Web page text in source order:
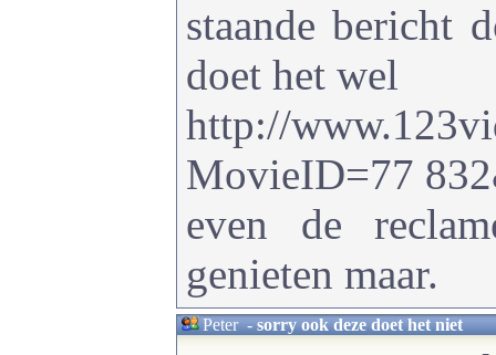
staande bericht
doet het wel
http://
MovieID=77
even de
genieten maar.
Peter-sorry ook deze doet het niet